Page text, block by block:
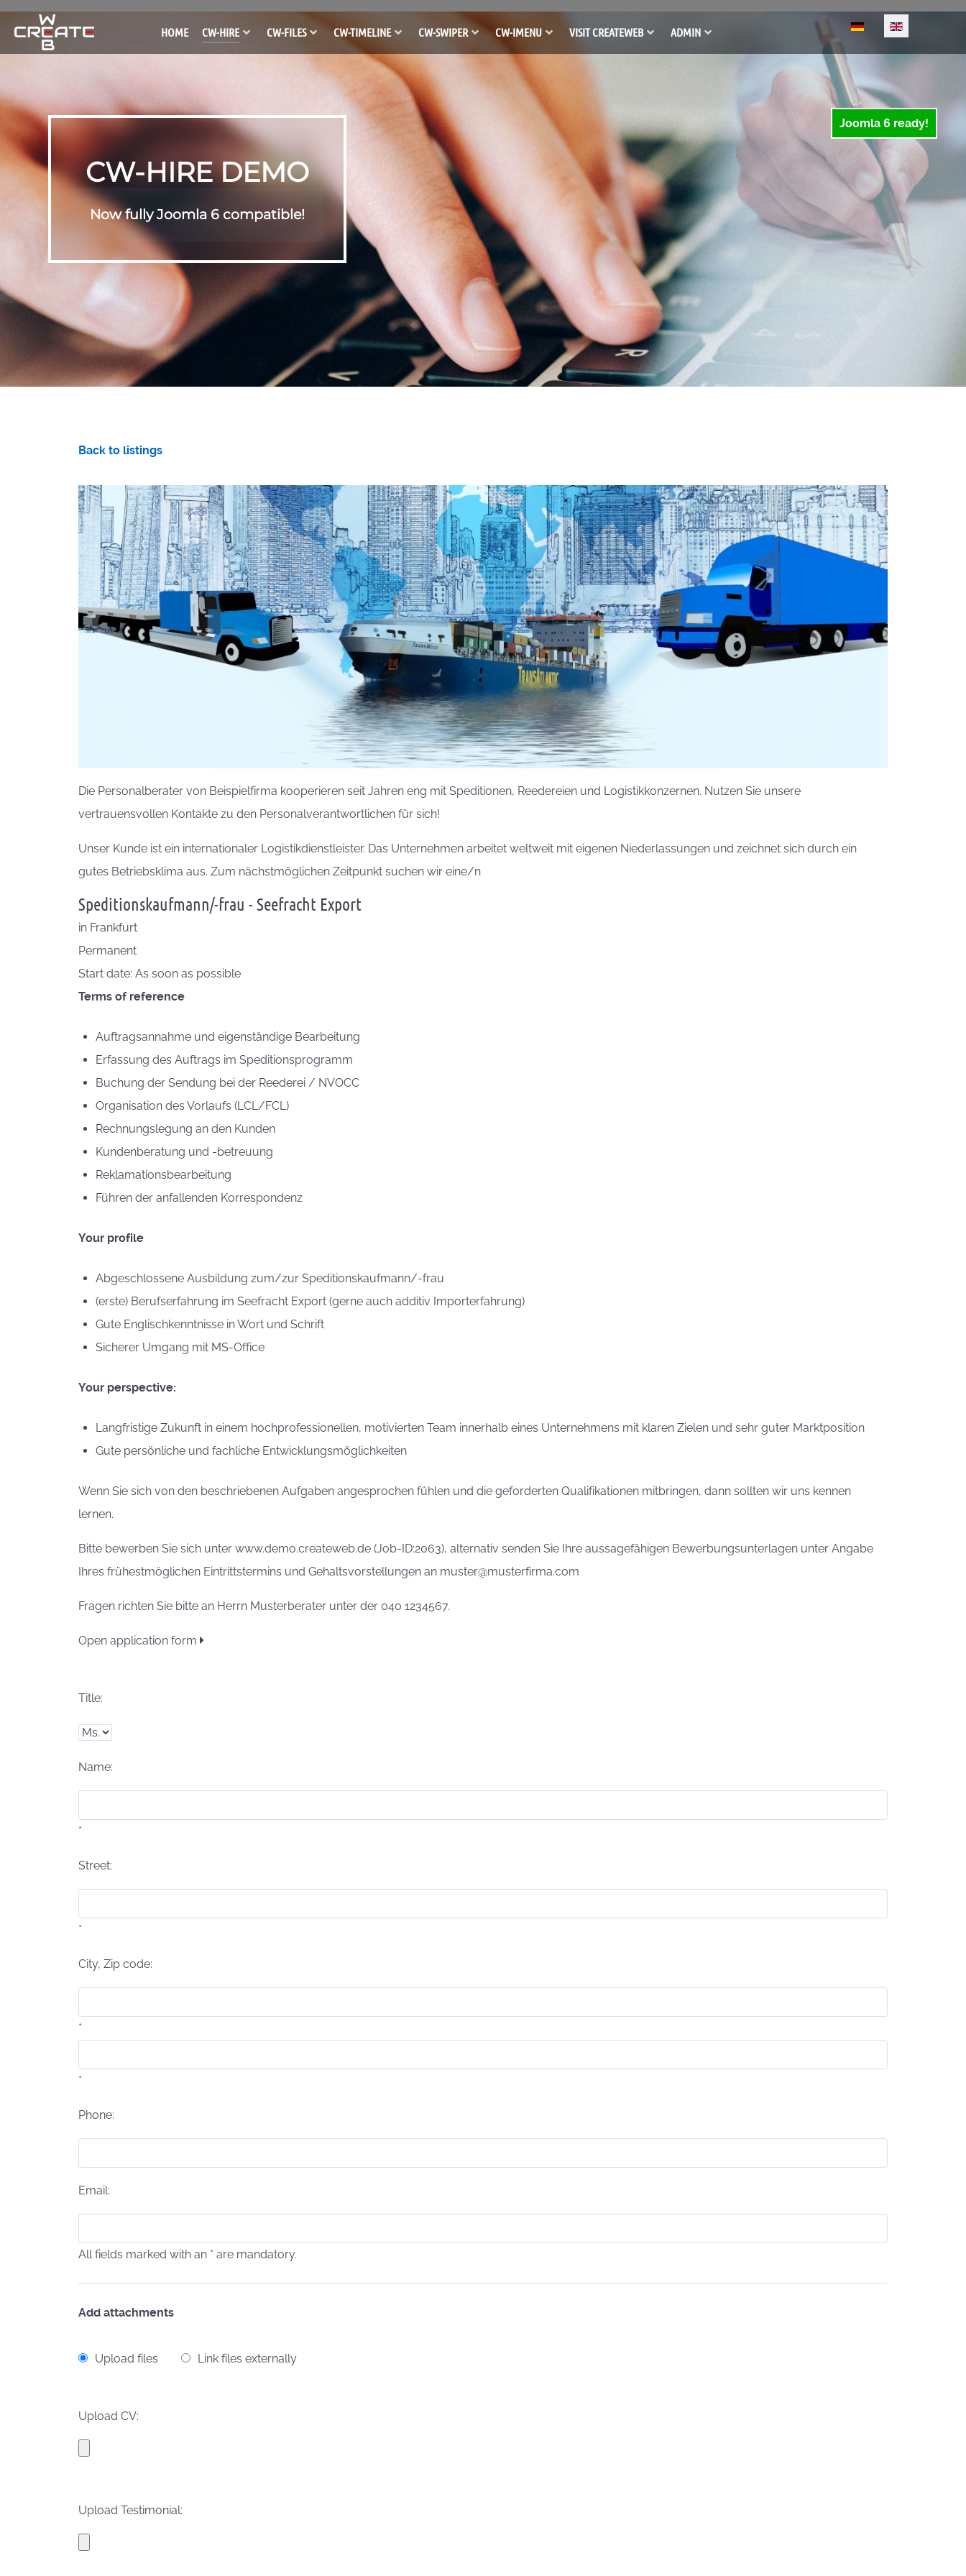
HOME CW-HIRE CW-FILES CW-TIMELINE CW-SWIPER CW-IMENU VISIT CREATEWEB ADMIN
Select your language
CW-HIRE DEMO
Now fully Joomla 6 compatible!
Joomla 6 ready!
Back to listings
Die Personalberater von Beispielfirma kooperieren seit Jahren eng mit Speditionen, Reedereien und Logistikkonzernen. Nutzen Sie unsere
vertrauensvollen Kontakte zu den Personalverantwortlichen für sich!
Unser Kunde ist ein internationaler Logistikdienstleister. Das Unternehmen arbeitet weltweit mit eigenen Niederlassungen und zeichnet sich durch ein
gutes Betriebsklima aus. Zum nächstmöglichen Zeitpunkt suchen wir eine/n
Speditionskaufmann/-frau - Seefracht Export
in Frankfurt
Permanent
Start date: As soon as possible
Terms of reference
Auftragsannahme und eigenständige Bearbeitung
Erfassung des Auftrags im Speditionsprogramm
Buchung der Sendung bei der Reederei / NVOCC
Organisation des Vorlaufs (LCL/FCL)
Rechnungslegung an den Kunden
Kundenberatung und -betreuung
Reklamationsbearbeitung
Führen der anfallenden Korrespondenz
Your profile
Abgeschlossene Ausbildung zum/zur Speditionskaufmann/-frau
(erste) Berufserfahrung im Seefracht Export (gerne auch additiv Importerfahrung)
Gute Englischkenntnisse in Wort und Schrift
Sicherer Umgang mit MS-Office
Your perspective:
Langfristige Zukunft in einem hochprofessionellen, motivierten Team innerhalb eines Unternehmens mit klaren Zielen und sehr guter Marktposition
Gute persönliche und fachliche Entwicklungsmöglichkeiten
Wenn Sie sich von den beschriebenen Aufgaben angesprochen fühlen und die geforderten Qualifikationen mitbringen, dann sollten wir uns kennen
lernen.
Bitte bewerben Sie sich unter www.demo.createweb.de (Job-ID:2063), alternativ senden Sie Ihre aussagefähigen Bewerbungsunterlagen unter Angabe
Ihres frühestmöglichen Eintrittstermins und Gehaltsvorstellungen an muster@musterfirma.com
Fragen richten Sie bitte an Herrn Musterberater unter der 040 1234567.
Open application form
Title:
Name:
*
Street:
*
City, Zip code:
*
*
Phone:
Email:
All fields marked with an * are mandatory.
Add attachments
Upload files Link files externally
Upload CV:
Upload Testimonial: